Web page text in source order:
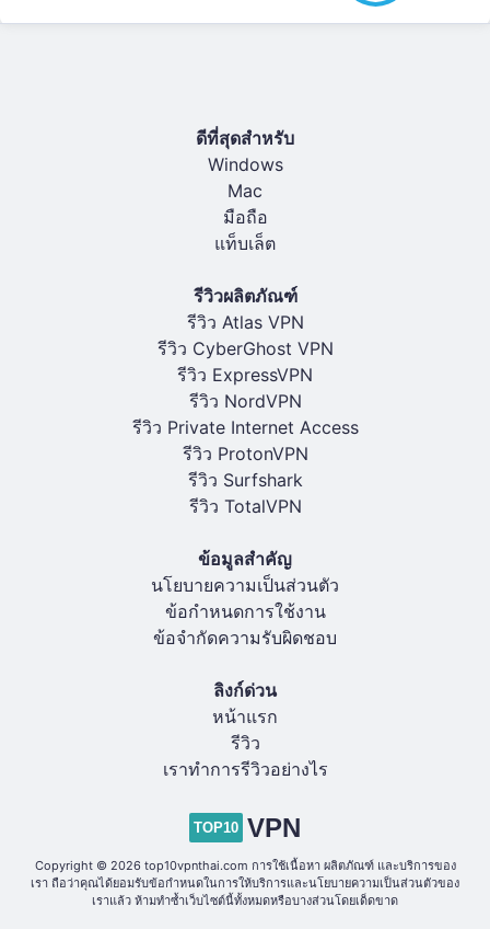
ดีที่สุดสำหรับ
Windows
Mac
มือถือ
แท็บเล็ต
รีวิวผลิตภัณฑ์
รีวิว Atlas VPN
รีวิว CyberGhost VPN
รีวิว ExpressVPN
รีวิว NordVPN
รีวิว Private Internet Access
รีวิว ProtonVPN
รีวิว Surfshark
รีวิว TotalVPN
ข้อมูลสำคัญ
นโยบายความเป็นส่วนตัว
ข้อกำหนดการใช้งาน
ข้อจำกัดความรับผิดชอบ
ลิงก์ด่วน
หน้าแรก
รีวิว
เราทำการรีวิวอย่างไร
TOP10 VPN
Copyright © 2026 top10vpnthai.com การใช้เนื้อหา ผลิตภัณฑ์ และบริการของ
เรา ถือว่าคุณได้ยอมรับข้อกำหนดในการให้บริการและนโยบายความเป็นส่วนตัวของ
เราแล้ว ห้ามทำซ้ำเว็บไซต์นี้ทั้งหมดหรือบางส่วนโดยเด็ดขาด